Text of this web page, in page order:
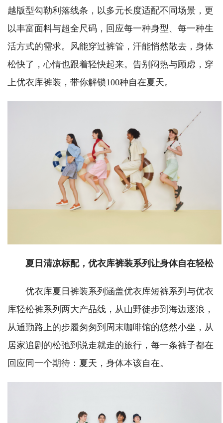
越版型勾勒利落线条，以多元长度适配不同场景，更
以丰富面料与超全尺码，回应每一种身型、每一种生
活方式的需求。风能穿过裤管，汗能悄然散去，身体
松快了，心情也跟着轻快起来。告别闷热与顾虑，穿
上优衣库裤装，带你解锁100种自在夏天。
夏日清凉标配，优衣库裤装系列让身体自在轻松
优衣库夏日裤装系列涵盖优衣库短裤系列与优衣
库轻松裤系列两大产品线，从山野徒步到海边逐浪，
从通勤路上的步履匆匆到周末咖啡馆的悠然小坐，从
居家追剧的松弛到说走就走的旅行，每一条裤子都在
回应同一个期待：夏天，身体本该自在。